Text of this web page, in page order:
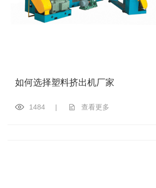
如何选择塑料挤出机厂家
1484 | 查看更多